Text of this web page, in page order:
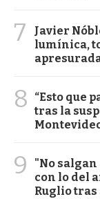
7
Javier
lumínica,
8
“Esto que
tras la
9
"No salgan
con lo del
Ruglio